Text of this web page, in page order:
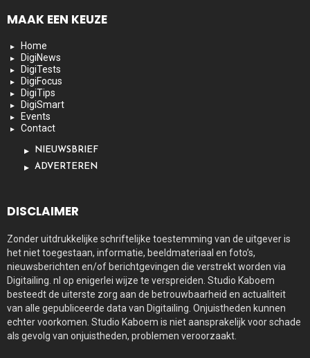
MAAK EEN KEUZE
Home
DigiNews
DigiTests
DigiFocus
DigiTips
DigiSmart
Events
Contact
NIEUWSBRIEF
ADVERTEREN
DISCLAIMER
Zonder uitdrukkelijke schriftelijke toestemming van de uitgever is
het niet toegestaan, informatie, beeldmateriaal en foto’s,
nieuwsberichten en/of berichtgevingen die verstrekt worden via
Digitailing. nl op enigerlei wijze te verspreiden. Studio Kaboem
besteedt de uiterste zorg aan de betrouwbaarheid en actualiteit
van alle gepubliceerde data van Digitailing. Onjuistheden kunnen
echter voorkomen. Studio Kaboem is niet aansprakelijk voor schade
als gevolg van onjuistheden, problemen veroorzaakt.